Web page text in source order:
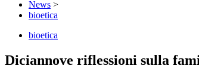
News >
bioetica
bioetica
Diciannove riflessioni sulla